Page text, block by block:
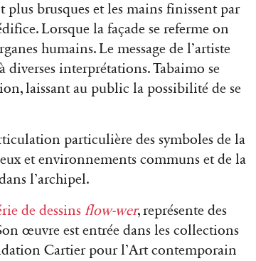
plus brusques et les mains finissent par
Lorsque la façade se referme on
humains. Le message de l’artiste
diverses interprétations. Tabaimo se
laissant au public la possibilité de se
particulière des symboles de la
et environnements communs et de la
l’archipel.
de dessins flow-wer, représente des
œuvre est entrée dans les collections
Cartier pour l’Art contemporain